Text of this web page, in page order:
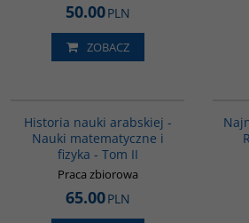
50.00PLN
ZOBACZ
Historia nauki arabskiej -
Nauki matematyczne i
fizyka - Tom II
Praca zbiorowa
65.00PLN